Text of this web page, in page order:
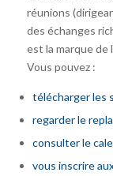
réunions
des échanges
est la marque de
Vous pouvez :
télécharger les
regarder le
consulter le
vous inscrire